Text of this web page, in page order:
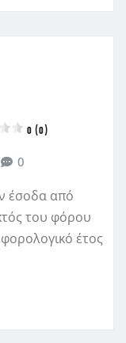
0 (0)
0
έσοδα από
του φόρου
έτος